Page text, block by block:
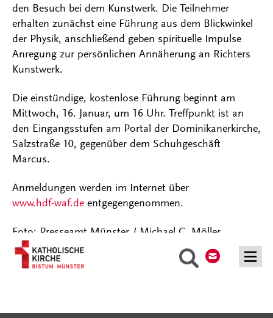
Suche
den Besuch bei dem Kunstwerk. Die Teilnehmer
erhalten zunächst eine Führung aus dem Blickwinkel
der Physik, anschließend geben spirituelle Impulse
Anregung zur persönlichen Annäherung an Richters
Kunstwerk.
Die einstündige, kostenlose Führung beginnt am
Mittwoch, 16. Januar, um 16 Uhr. Treffpunkt ist an
den Eingangsstufen am Portal der Dominikanerkirche,
Salzstraße 10, gegenüber dem Schuhgeschäft
Marcus.
Anmeldungen werden im Internet über
www.hdf-waf.de entgegengenommen.
Foto: Presseamt Münster / Michael C. Möller